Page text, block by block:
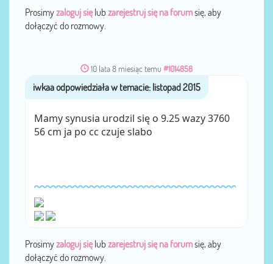
Prosimyzaloguj sięlub zarejestruj się na forumsię, aby
dołączyć do rozmowy.
10 lata 8 miesiąc temu #1014858
przeziwkaa
Mamy synusia urodzil się o 9.25 wazy 3760
56 cm ja po cc czuje slabo
Prosimyzaloguj sięlub zarejestruj się na forumsię, aby
dołączyć do rozmowy.